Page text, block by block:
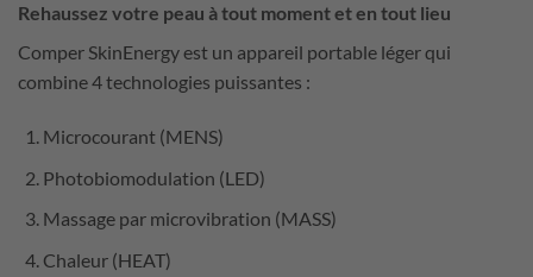
Rehaussez votre peau à tout moment et en tout lieu
Comper SkinEnergy est un appareil portable léger qui
combine 4 technologies puissantes :
Microcourant (MENS)
Photobiomodulation (LED)
Massage par microvibration (MASS)
Chaleur (HEAT)